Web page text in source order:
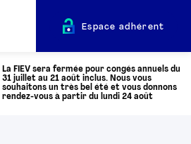
Espace adhérent
La FIEV sera fermée pour congés annuels du
31 juillet au 21 août inclus. Nous vous
souhaitons un très bel été et vous donnons
rendez-vous à partir du lundi 24 août